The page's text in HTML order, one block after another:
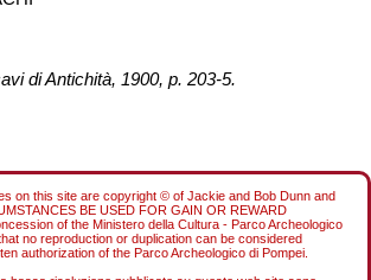
di Antichità, 1900, p. 203-5.
on this site are copyright © of Jackie and Bob Dunn and
BE USED FOR GAIN OR REWARD
of the Ministero della Cultura - Parco Archeologico
no reproduction or duplication can be considered
authorization of the Parco Archeologico di Pompei.